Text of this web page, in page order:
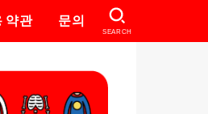
약관 문의
SEARCH